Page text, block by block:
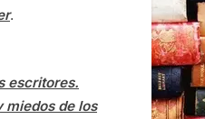
.
escritores.
miedos de los